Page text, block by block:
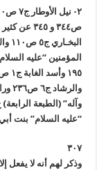
“عليه السلام” بنت
٣٠٧
وذكر لهم أنه لا يفعل